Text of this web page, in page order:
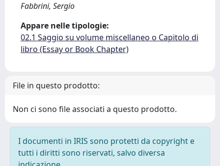
Fabbrini, Sergio
Appare nelle tipologie:
02.1 Saggio su volume miscellaneo o Capitolo di
libro (Essay or Book Chapter)
File in questo prodotto:
Non ci sono file associati a questo prodotto.
I documenti in IRIS sono protetti da copyright e
tutti i diritti sono riservati, salvo diversa